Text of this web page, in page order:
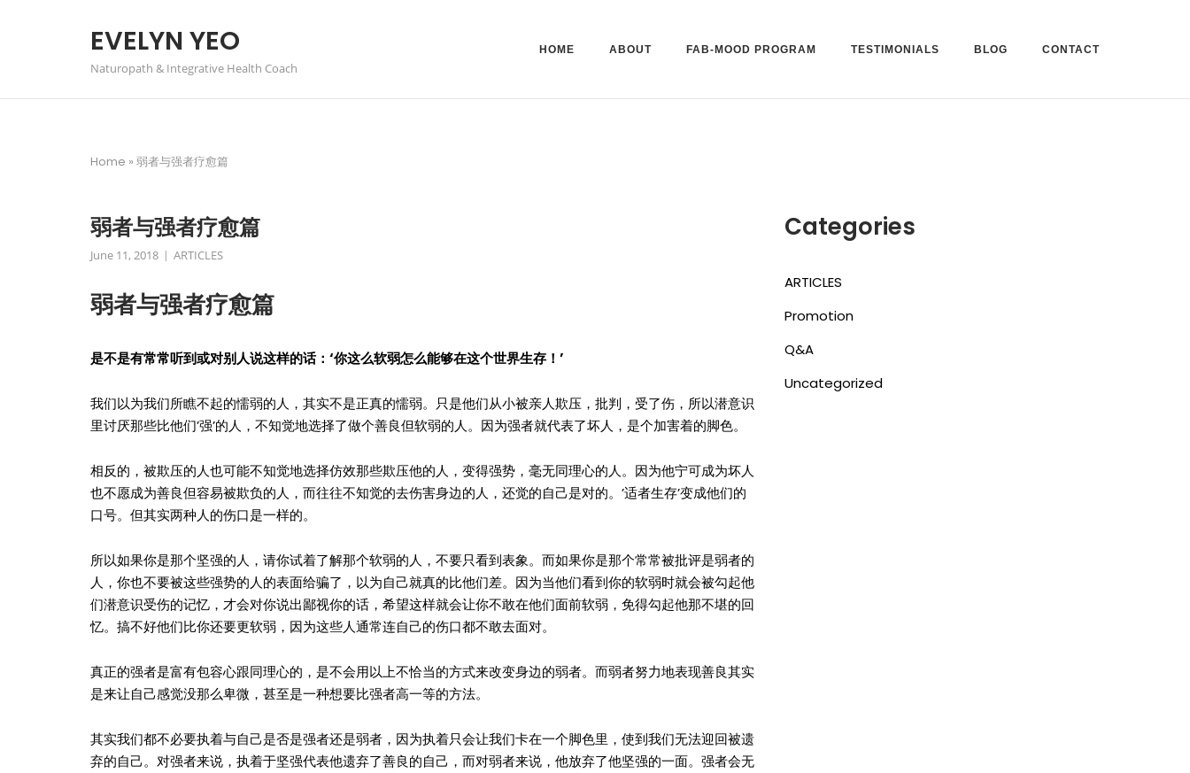
EVELYN YEO
Naturopath & Integrative Health Coach
HOME ABOUT FAB-MOOD PROGRAM TESTIMONIALS BLOG CONTACT
Home » 弱者与强者疗愈篇
弱者与强者疗愈篇
June 11, 2018 ARTICLES
弱者与强者疗愈篇
是不是有常常听到或对别人说这样的话：‘你这么软弱怎么能够在这个世界生存！’
我们以为我们所瞧不起的懦弱的人，其实不是正真的懦弱。只是他们从小被亲人欺压，批判，受了伤，所以潜意识
里讨厌那些比他们’强’的人，不知觉地选择了做个善良但软弱的人。因为强者就代表了坏人，是个加害着的脚色。
相反的，被欺压的人也可能不知觉地选择仿效那些欺压他的人，变得强势，毫无同理心的人。因为他宁可成为坏人
也不愿成为善良但容易被欺负的人，而往往不知觉的去伤害身边的人，还觉的自己是对的。’适者生存’变成他们的
口号。但其实两种人的伤口是一样的。
所以如果你是那个坚强的人，请你试着了解那个软弱的人，不要只看到表象。而如果你是那个常常被批评是弱者的
人，你也不要被这些强势的人的表面给骗了，以为自己就真的比他们差。因为当他们看到你的软弱时就会被勾起他
们潜意识受伤的记忆，才会对你说出鄙视你的话，希望这样就会让你不敢在他们面前软弱，免得勾起他那不堪的回
忆。搞不好他们比你还要更软弱，因为这些人通常连自己的伤口都不敢去面对。
真正的强者是富有包容心跟同理心的，是不会用以上不恰当的方式来改变身边的弱者。而弱者努力地表现善良其实
是来让自己感觉没那么卑微，甚至是一种想要比强者高一等的方法。
其实我们都不必要执着与自己是否是强者还是弱者，因为执着只会让我们卡在一个脚色里，使到我们无法迎回被遗
弃的自己。对强者来说，执着于坚强代表他遗弃了善良的自己，而对弱者来说，他放弃了他坚强的一面。强者会无
Categories
ARTICLES
Promotion
Q&A
Uncategorized